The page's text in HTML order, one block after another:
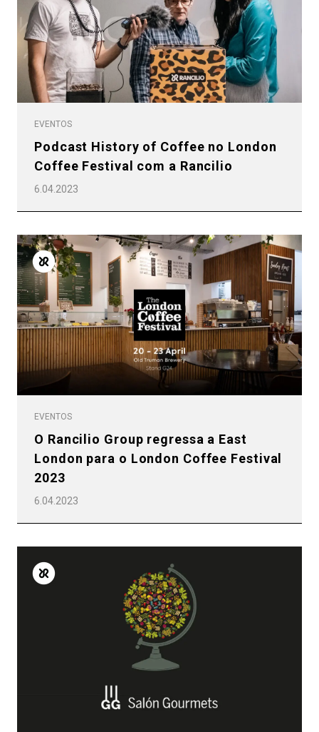
EVENTOS
Podcast History of Coffee no London
Coffee Festival com a Rancilio
6.04.2023
EVENTOS
O Rancilio Group regressa a East
London para o London Coffee Festival
2023
6.04.2023
Todos
Notícias
Descarregar
Mais